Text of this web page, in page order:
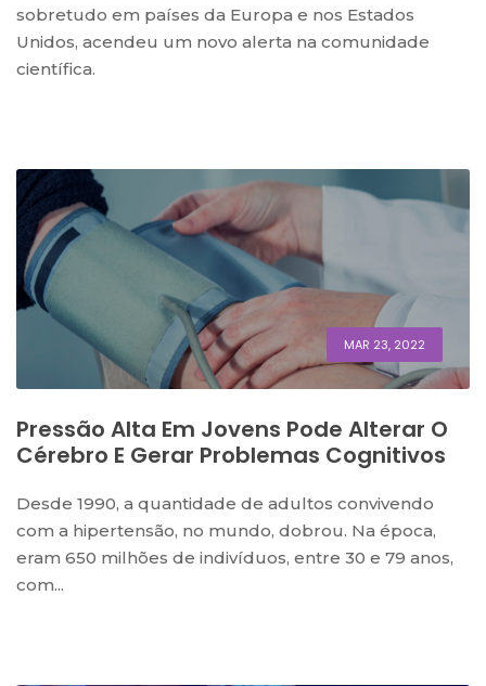
sobretudo em países da Europa e nos Estados
Unidos, acendeu um novo alerta na comunidade
científica.
MAR 23, 2022
Pressão Alta Em Jovens Pode Alterar O
Cérebro E Gerar Problemas Cognitivos
Desde 1990, a quantidade de adultos convivendo
com a hipertensão, no mundo, dobrou. Na época,
eram 650 milhões de indivíduos, entre 30 e 79 anos,
com...